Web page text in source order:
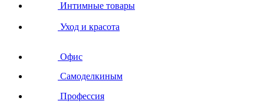
Интимные товары
Уход и красота
Офис
Самоделкиным
Профессия